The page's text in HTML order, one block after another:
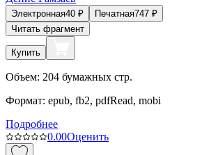
Электронная40 ₽ Печатная747 ₽
Читать фрагмент
Купить
Объем: 204 бумажных стр.
Формат: epub, fb2, pdfRead, mobi
Подробнее
0.00Оценить